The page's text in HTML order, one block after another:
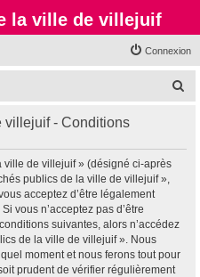
la ville de villejuif
Connexion
h
villejuif - Conditions
ville de villejuif » (désigné ci-après
publics de la ville de villejuif »,
acceptez d’être légalement
vous n’acceptez pas d’être
suivantes, alors n’accédez
de la ville de villejuif ». Nous
moment et nous ferons tout pour
prudent de vérifier régulièrement